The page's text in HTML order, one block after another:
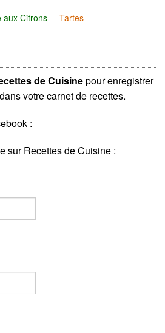
aux Citrons Tartes
de Cuisinepour enregistrer
votre carnet de recettes.
:
sur Recettes de Cuisine :